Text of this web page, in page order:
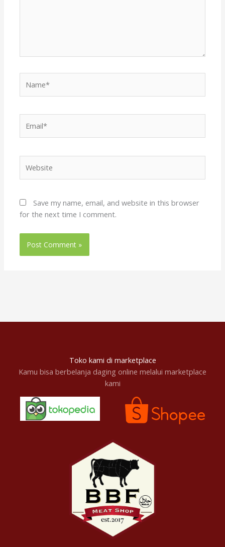
Save my name, email, and website in this browser
for the next time I comment.
Toko kami di marketplace
Kamu bisa berbelanja daging online melalui marketplace
kami